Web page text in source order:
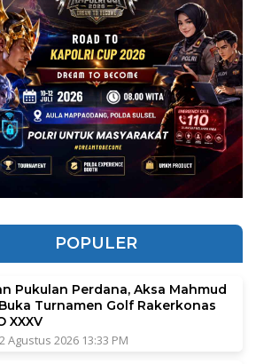
POPULER
Pukulan Perdana, Aksa Mahmud
Turnamen Golf Rakerkonas
XXXV
Agustus 2026 13:33 PM